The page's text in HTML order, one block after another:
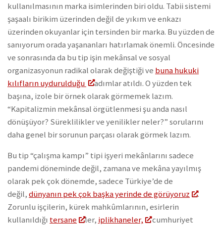
kullanılmasının marka isimlerinden biri oldu. Tabii sistemi
şaşaalı birikim üzerinden değil de yıkım ve enkazı
üzerinden okuyanlar için tersinden bir marka. Bu yüzden de
sanıyorum orada yaşananları hatırlamak önemli. Öncesinde
ve sonrasında da bu tip işin mekânsal ve sosyal
organizasyonun radikal olarak değiştiği ve buna hukuki
kılıfların uydurulduğu
adımlar atıldı. O yüzden tek
başına, izole bir örnek olarak görmemek lazım.
“Kapitalizmin mekânsal örgütlenmesi şu anda nasıl
dönüşüyor? Süreklilikler ve yenilikler neler?” sorularını
daha genel bir sorunun parçası olarak görmek lazım.
Bu tip “çalışma kampı” tipi işyeri mekânlarını sadece
pandemi döneminde değil, zamana ve mekâna yayılmış
olarak pek çok dönemde, sadece Türkiye’de de
değil,dünyanın pek çok başka yerinde de görüyoruz
.
Zorunlu işçilerin, kürek mahkûmlarının, esirlerin
kullanıldığı tersane ler, iplikhaneler,
cumhuriyet